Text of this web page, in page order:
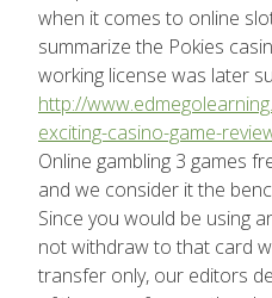
when it comes to online
summarize the Pokies
working license was later
http://
exciting-casino-game-
Online gambling 3 games
and we consider it the
Since you would be using
not withdraw to that card
transfer only, our editors